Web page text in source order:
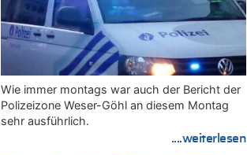
Wie immer montags war auch der Bericht der
Polizeizone Weser-Göhl an diesem Montag
sehr ausführlich.
....weiterlesen